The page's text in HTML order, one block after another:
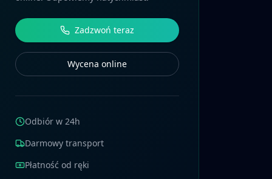
Zadzwoń teraz
Wycena online
Odbiór w 24h
Darmowy transport
Płatność od ręki